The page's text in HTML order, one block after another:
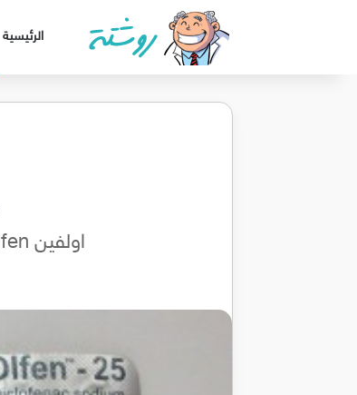
الرئيسية
اولفين Olfen لعلاج التهابات المفاصل الروماتويدي وعلاج الام الطمث الشهرية عند النساء